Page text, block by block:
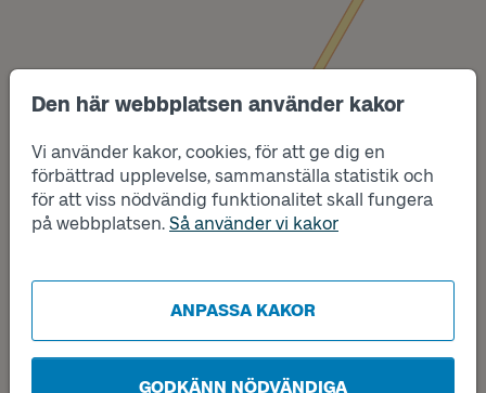
Den här webbplatsen använder kakor
Vi använder kakor, cookies, för att ge dig en
förbättrad upplevelse, sammanställa statistik och
för att viss nödvändig funktionalitet skall fungera
på webbplatsen. Så använder vi kakor
ANPASSA KAKOR
GODKÄNN NÖDVÄNDIGA
Läge
A
Läge
B